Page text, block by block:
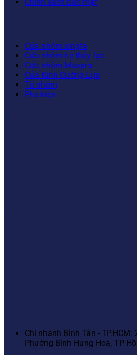
Cửa nhôm xingfa
Cửa nhôm hệ thủy lực
Cửa nhôm Maxpro
Cửa Kính Cường Lực
Tủ nhôm
Phụ kiện
Chi nhánh Bình Tân -
Phường Bình Hưng Hoà, TP